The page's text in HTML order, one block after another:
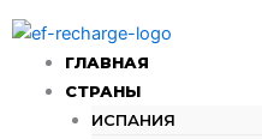
содержимому
ГЛАВНАЯ
СТРАНЫ
ИСПАНИЯ